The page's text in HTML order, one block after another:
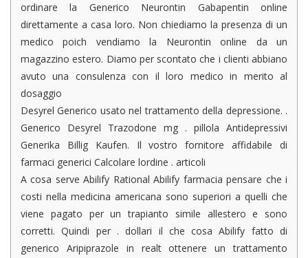
ordinare la Generico Neurontin Gabapentin online
direttamente a casa loro. Non chiediamo la presenza di un
medico poich vendiamo la Neurontin online da un
magazzino estero. Diamo per scontato che i clienti abbiano
avuto una consulenza con il loro medico in merito al
dosaggio
Desyrel Generico usato nel trattamento della depressione. .
Generico Desyrel Trazodone mg . pillola Antidepressivi
Generika Billig Kaufen. Il vostro fornitore affidabile di
farmaci generici Calcolare lordine . articoli
A cosa serve Abilify Rational Abilify farmacia pensare che i
costi nella medicina americana sono superiori a quelli che
viene pagato per un trapianto simile allestero e sono
corretti. Quindi per . dollari il che cosa Abilify fatto di
generico Aripiprazole in realt ottenere un trattamento